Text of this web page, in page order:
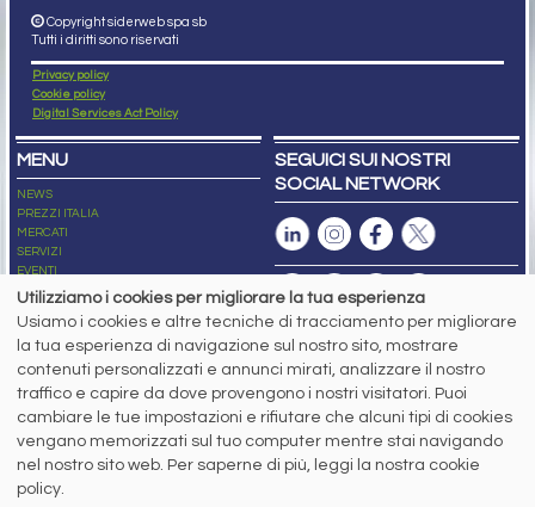
Copyright siderweb spa sb
Tutti i diritti sono riservati
Privacy policy
Cookie policy
Digital Services Act Policy
MENU
NEWS
PREZZI ITALIA
MERCATI
SERVIZI
EVENTI
ABBONAMENTI
NEWSLETTER
SEGUICI SUI NOSTRI
SOCIAL NETWORK
Capitale Sociale: 190.000€ interamente versato
Registro delle Imprese di Brescia
Codice Fiscale e Partita I.V.A.:IT03562320170
R.E.A. n. 419331
www.siderweb.com: Autorizzazione del Tribunale di Brescia n. 11/2004 del 17
marzo 2004, Iscrizione al R.O.C. n. 26116.
Direttrice Responsabile:
Elisa Bonomelli
Utilizziamo i cookies per migliorare la tua esperienza
Usiamo i cookies e altre tecniche di tracciamento per migliorare
la tua esperienza di navigazione sul nostro sito, mostrare
contenuti personalizzati e annunci mirati, analizzare il nostro
traffico e capire da dove provengono i nostri visitatori. Puoi
cambiare le tue impostazioni e rifiutare che alcuni tipi di cookies
vengano memorizzati sul tuo computer mentre stai navigando
nel nostro sito web. Per saperne di più, leggi la nostra cookie
policy.